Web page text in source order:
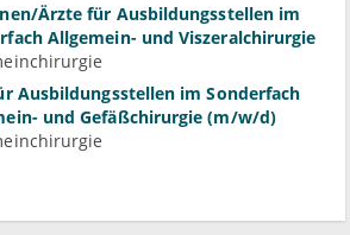
Ärzte für Ausbildungsstellen im
Allgemein- und Viszeralchirurgie
Ausbildungsstellen im Sonderfach
und Gefäßchirurgie (m/w/d)